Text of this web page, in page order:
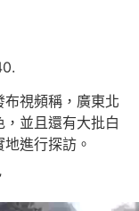
視頻稱，廣東北
並且還有大批白
進行探訪。